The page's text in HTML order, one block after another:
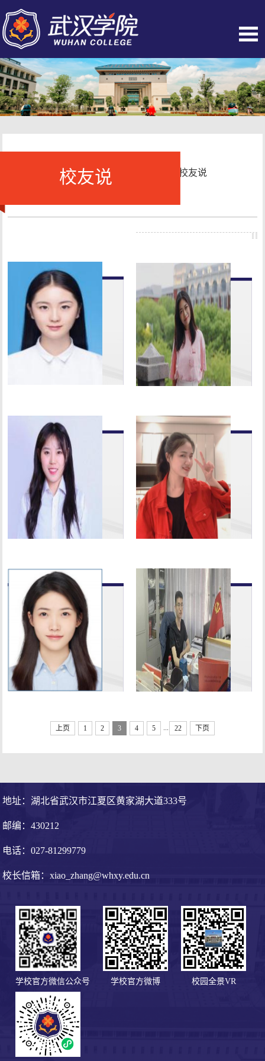
校友说
当前位置：首页 校友说
丛海润：无
问东西 …
丛海润，武汉学
院艺传学院新闻
18 级毕业生，
成功考取中国海
洋大学新…
雷淑妍：人
贵知足，…
雷淑妍，1998
年 4 月，女 ，
汉族 ，籍贯湖
北省襄阳市。
曾于 2016 …
张杭：读万
卷书 行…
张杭 ，武汉学
院管理学院酒店
管理 1406 班 毕
业生 ，后于昆
士兰大学…
方吴菲静：
夫学须静…
方吴菲静，女
，武汉学院会计
学院 2020 届财
务管理专业毕业
生 ，2020…
喻煜：我们
院影视摄影与制
作 2022 届毕业
职与湖北日…
查看详情 >>
陈丽君：忆
武汉学院管理学
院工商管理
上页 1 2 3 4 5 22 下页
地址：湖北省武汉市江夏区黄家湖大道333号
邮编：430212
电话：027-81299779
校长信箱：xiao_zhang@whxy.edu.cn
学校官方微信公众号 学校官方微博 校园全景VR